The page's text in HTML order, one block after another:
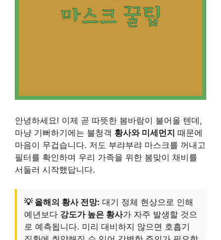
안녕하세요! 이제 곧 따뜻한 봄바람이 불어올 텐데,
마냥 기뻐하기에는 불청객 황사와 미세먼지 때문에
마음이 무겁습니다. 저도 부랴부랴 마스크를 꺼내고
필터를 확인하며 우리 가족을 위한 봄맞이 채비를
서둘러 시작했답니다.
💡 올해의 황사 전망: 대기 정체 현상으로 인해
예년보다 강도가 높은 황사가 자주 발생할 것으
로 예측됩니다. 미리 대비하지 않으면 호흡기